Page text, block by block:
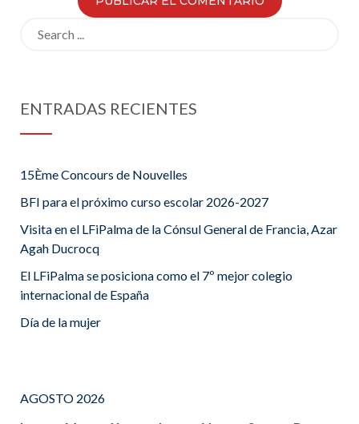
ENTRADAS RECIENTES
15Ème Concours de Nouvelles
BFI para el próximo curso escolar 2026-2027
Visita en el LFiPalma de la Cónsul General de Francia, Azar
Agah Ducrocq
El LFiPalma se posiciona como el 7º mejor colegio
internacional de España
Día de la mujer
AGOSTO 2026